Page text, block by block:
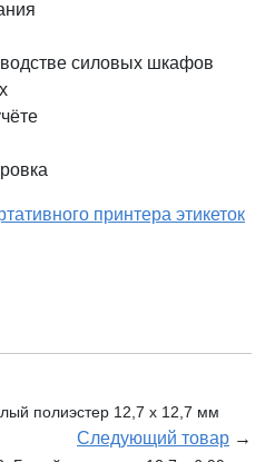
силовых шкафов
принтера этикеток
полиэстер 12,7 х 12,7 мм
Следующий товар →